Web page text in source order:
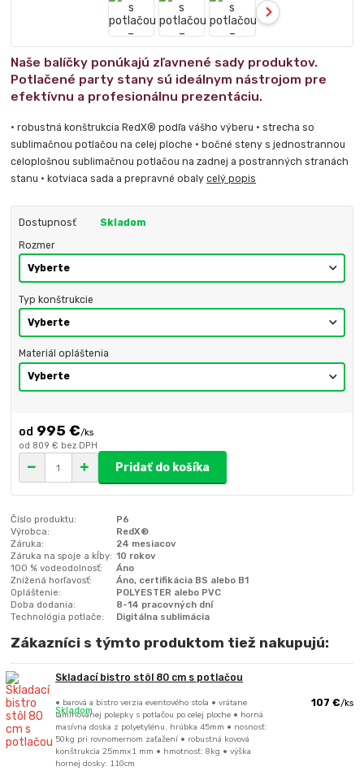
Naše balíčky ponúkajú zľavnené sady produktov.
Potlačené party stany sú ideálnym nástrojom pre
efektívnu a profesionálnu prezentáciu.
• robustná konštrukcia RedX® podľa vášho výberu • strecha so
sublimačnou potlačou na celej ploche • bočné steny s jednostrannou
celoplošnou sublimačnou potlačou na zadnej a postranných stranách
stanu • kotviaca sada a prepravné obalycelý popis
Dostupnosť Skladom
Rozmer
Typ konštrukcie
Materiál opláštenia
995 €/ks
od 809 € bez DPH
Pridať do košíka
Číslo produktu:
P6
Výrobca:
RedX®
Záruka:
24 mesiacov
Záruka na spoje a kĺby: 10 rokov
100 % vodeodolnosť:
Áno
Znížená horľavosť:
Áno, certifikácia BS alebo B1
Opláštenie:
POLYESTER alebo PVC
Doba dodania:
8-14 pracovných dní
Technológia potlače:
Digitálna sublimácia
Zákazníci s týmto produktom tiež nakupujú:
Skladací bistro stôl 80 cm s potlačou
• barová a bistro verzia eventového stola • vrátane
laminovanej polepky s potlačou po celej ploche • horná
masívna doska z polyetylénu, hrúbka 45mm • nosnosť:
50kg pri rovnomernom zaťažení • robustná kovová
konštrukcia 25mmx1 mm • hmotnosť: 8kg • výška
hornej dosky: 110cm
107 €/ks
Skladom